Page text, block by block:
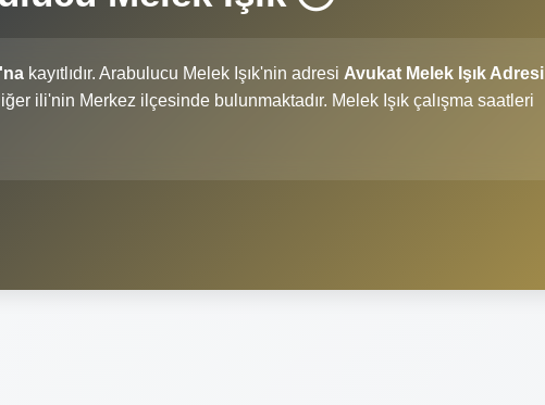
kayıtlıdır. Arabulucu Melek Işık'nin adresi Avukat Melek Işık Adresi
ili'nin Merkez ilçesinde bulunmaktadır. Melek Işık çalışma saatleri